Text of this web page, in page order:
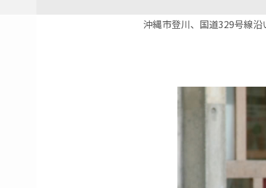
沖縄市登川、国道329号線